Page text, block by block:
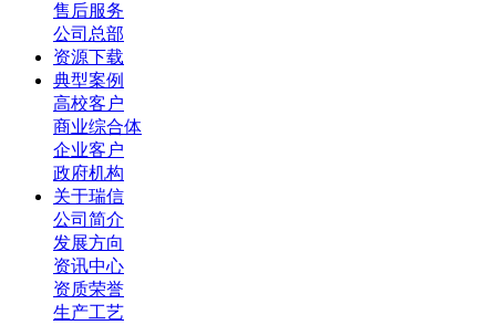
售后服务
公司总部
资源下载
典型案例
高校客户
商业综合体
企业客户
政府机构
关于瑞信
公司简介
发展方向
资讯中心
资质荣誉
生产工艺